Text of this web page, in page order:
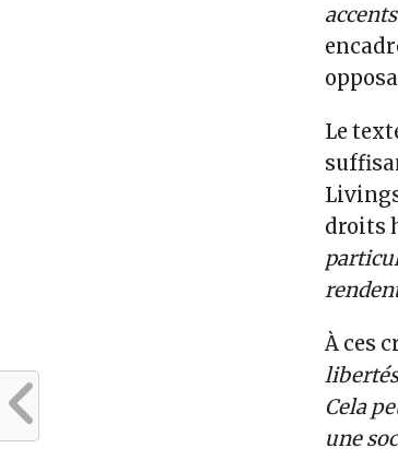
Le
droits
À ces
Cela
une